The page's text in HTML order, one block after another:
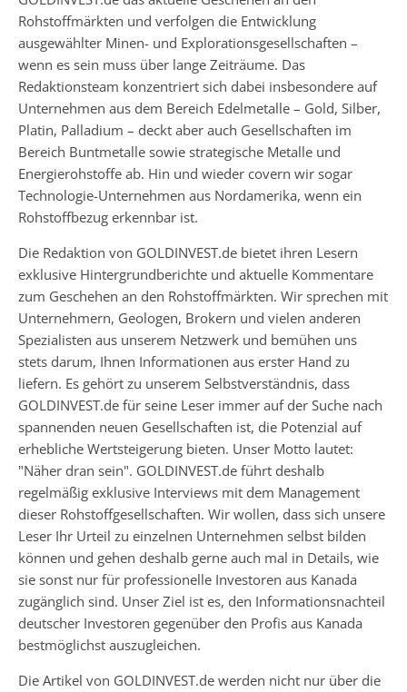
Rohstoffmärkten und verfolgen die Entwicklung
ausgewählter Minen- und Explorationsgesellschaften –
wenn es sein muss über lange Zeiträume. Das
Redaktionsteam konzentriert sich dabei insbesondere auf
Unternehmen aus dem Bereich Edelmetalle – Gold, Silber,
Platin, Palladium – deckt aber auch Gesellschaften im
Bereich Buntmetalle sowie strategische Metalle und
Energierohstoffe ab. Hin und wieder covern wir sogar
Technologie-Unternehmen aus Nordamerika, wenn ein
Rohstoffbezug erkennbar ist.
Die Redaktion von GOLDINVEST.de bietet ihren Lesern
exklusive Hintergrundberichte und aktuelle Kommentare
zum Geschehen an den Rohstoffmärkten. Wir sprechen mit
Unternehmern, Geologen, Brokern und vielen anderen
Spezialisten aus unserem Netzwerk und bemühen uns
stets darum, Ihnen Informationen aus erster Hand zu
liefern. Es gehört zu unserem Selbstverständnis, dass
GOLDINVEST.de für seine Leser immer auf der Suche nach
spannenden neuen Gesellschaften ist, die Potenzial auf
erhebliche Wertsteigerung bieten. Unser Motto lautet:
"Näher dran sein". GOLDINVEST.de führt deshalb
regelmäßig exklusive Interviews mit dem Management
dieser Rohstoffgesellschaften. Wir wollen, dass sich unsere
Leser Ihr Urteil zu einzelnen Unternehmen selbst bilden
können und gehen deshalb gerne auch mal in Details, wie
sie sonst nur für professionelle Investoren aus Kanada
zugänglich sind. Unser Ziel ist es, den Informationsnachteil
deutscher Investoren gegenüber den Profis aus Kanada
bestmöglichst auszugleichen.
Die Artikel von GOLDINVEST.de werden nicht nur über die